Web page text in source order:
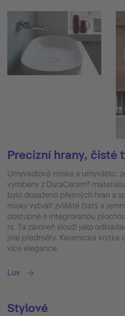
Precizní hrany, čisté
Umyvadlová miska a umyvátko,
vyrobeny z DuraCeram®
bylo dosaženo přesných hran a
misky vytváří zvláště čistý a
dostupné s integrovanou
ní. Ta zároveň slouží jako
jiné předměty. Keramická krytka
více elegance.
Luv
Stylové